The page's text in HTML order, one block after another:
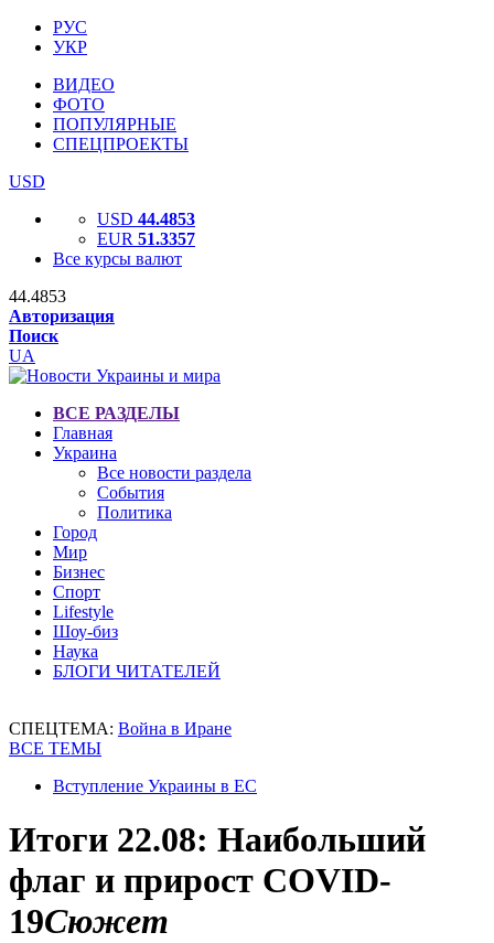
РУС
УКР
ВИДЕО
ФОТО
ПОПУЛЯРНЫЕ
СПЕЦПРОЕКТЫ
USD
USD 44.4853
EUR 51.3357
Все курсы валют
44.4853
Авторизация
Поиск
UA
ВСЕ РАЗДЕЛЫ
Главная
Украина
Все новости раздела
События
Политика
Город
Мир
Бизнес
Спорт
Lifestyle
Шоу-биз
Наука
БЛОГИ ЧИТАТЕЛЕЙ
СПЕЦТЕМА: Война в Иране
ВСЕ ТЕМЫ
Вступление Украины в ЕС
Итоги 22.08: Наибольший
флаг и прирост COVID-
19Сюжет